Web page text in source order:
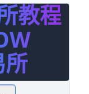
教程
所